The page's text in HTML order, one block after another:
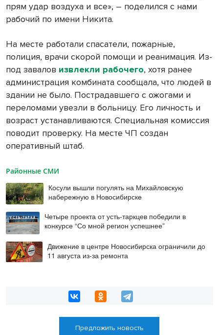
прям удар воздуха и все», – поделился с нами
рабочий по имени Никита.
На месте работали спасатели, пожарные,
полиция, врачи скорой помощи и реанимация. Из-
под завалов извлекли рабочего, хотя ранее
администрация комбината сообщала, что людей в
здании не было. Пострадавшего с ожогами и
переломами увезли в больницу. Его личность и
возраст устанавливаются. Специальная комиссия
поводит проверку. На месте ЧП создан
оперативный штаб.
Районные СМИ
Косули вышли погулять на Михайловскую
набережную в Новосибирске
Четыре проекта от усть-таркцев победили в
конкурсе “Со мной регион успешнее”
Движение в центре Новосибирска ограничили до
11 августа из-за ремонта
Предложить новость